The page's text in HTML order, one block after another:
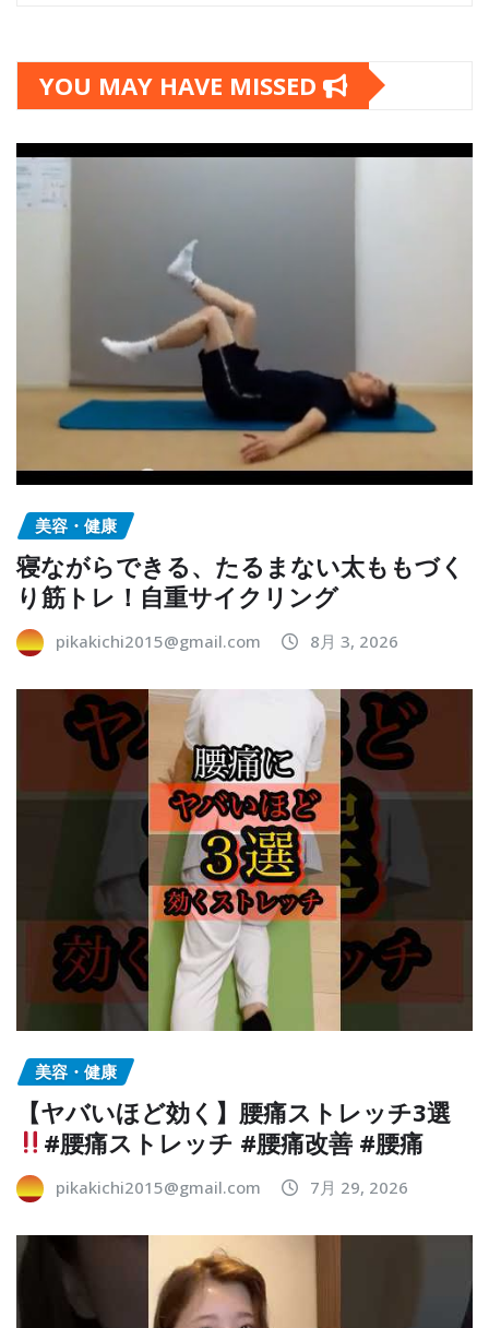
YOU MAY HAVE MISSED
美容・健康
寝ながらできる、たるまない太ももづく
り筋トレ！自重サイクリング
pikakichi2015@gmail.com 8月 3, 2026
美容・健康
【ヤバいほど効く】腰痛ストレッチ3選
#腰痛ストレッチ #腰痛改善 #腰痛
pikakichi2015@gmail.com 7月 29, 2026